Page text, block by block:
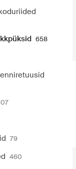
658
79
460